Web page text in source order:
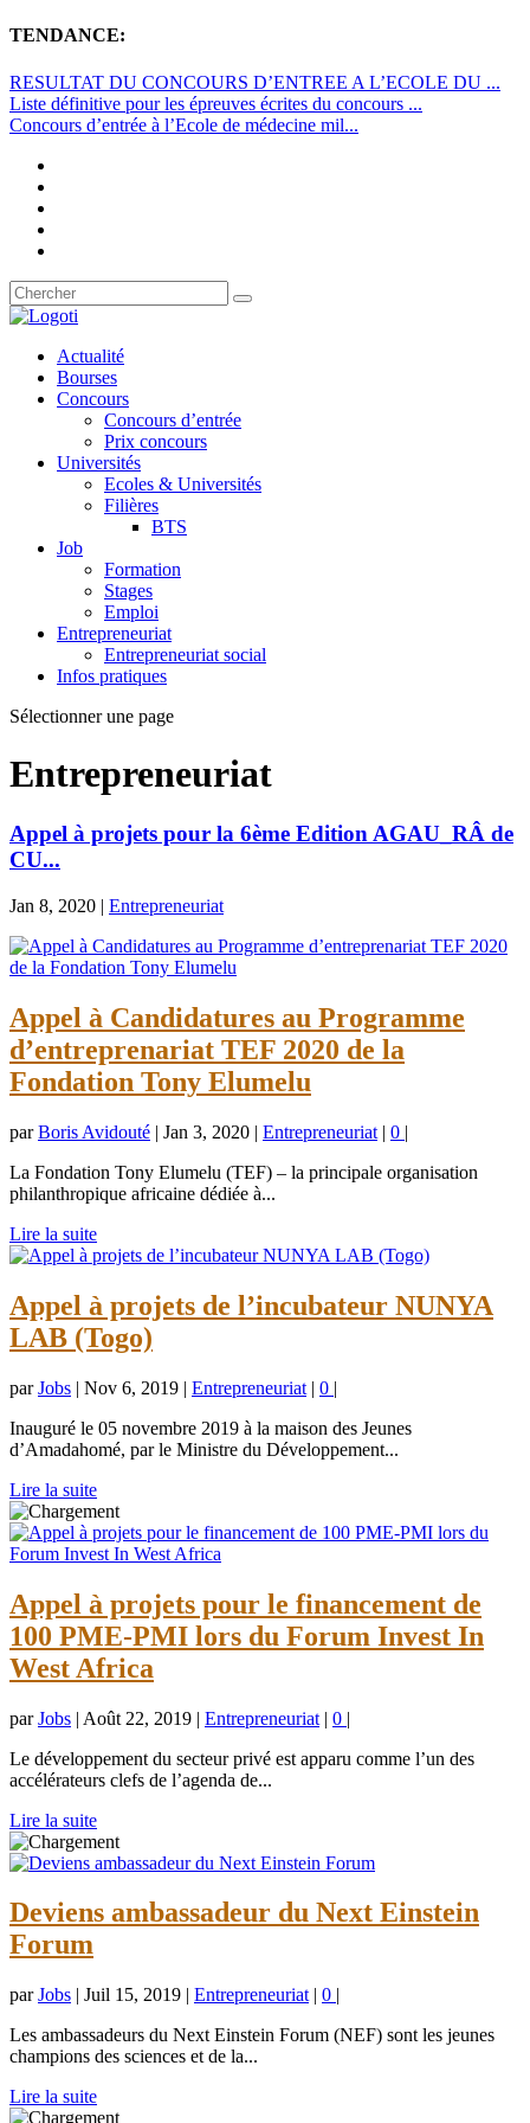
TENDANCE:
RESULTAT DU CONCOURS D’ENTREE A L’ECOLE DU ...
Liste définitive pour les épreuves écrites du concours ...
Concours d’entrée à l’Ecole de médecine mil...
Actualité
Bourses
Concours
Concours d’entrée
Prix concours
Universités
Ecoles & Universités
Filières
BTS
Job
Formation
Stages
Emploi
Entrepreneuriat
Entrepreneuriat social
Infos pratiques
Sélectionner une page
Entrepreneuriat
Appel à projets pour la 6ème Edition AGAU_RÂ de
CU...
Jan 8, 2020 | Entrepreneuriat
Appel à Candidatures au Programme
d’entreprenariat TEF 2020 de la
Fondation Tony Elumelu
parBoris Avidouté | Jan 3, 2020 | Entrepreneuriat | 0 |
La Fondation Tony Elumelu (TEF) – la principale organisation
philanthropique africaine dédiée à...
Lire la suite
Appel à projets de l’incubateur NUNYA
LAB (Togo)
parJobs | Nov 6, 2019 | Entrepreneuriat | 0 |
Inauguré le 05 novembre 2019 à la maison des Jeunes
d’Amadahomé, par le Ministre du Développement...
Lire la suite
Appel à projets pour le financement de
100 PME-PMI lors du Forum Invest In
West Africa
parJobs | Août 22, 2019 | Entrepreneuriat | 0 |
Le développement du secteur privé est apparu comme l’un des
accélérateurs clefs de l’agenda de...
Lire la suite
Deviens ambassadeur du Next Einstein
Forum
parJobs | Juil 15, 2019 | Entrepreneuriat | 0 |
Les ambassadeurs du Next Einstein Forum (NEF) sont les jeunes
champions des sciences et de la...
Lire la suite